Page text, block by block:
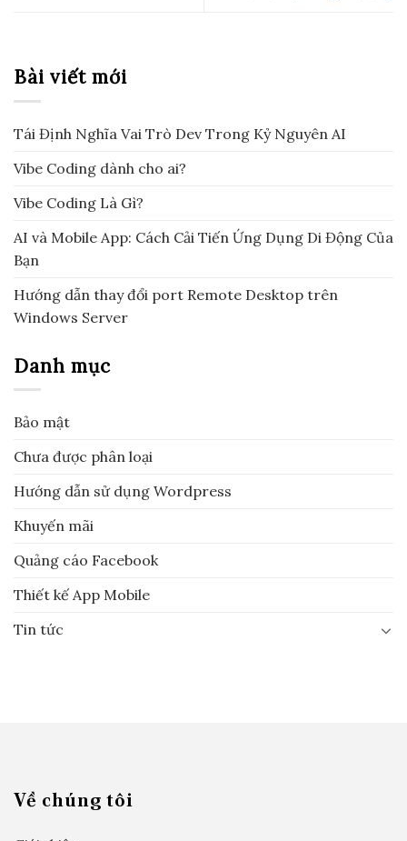
Bài viết mới
Tái Định Nghĩa Vai Trò Dev Trong Kỷ Nguyên AI
Vibe Coding dành cho ai?
Vibe Coding Là Gì?
AI và Mobile App: Cách Cải Tiến Ứng Dụng Di Động Của
Bạn
Hướng dẫn thay đổi port Remote Desktop trên
Windows Server
Danh mục
Bảo mật
Chưa được phân loại
Hướng dẫn sử dụng Wordpress
Khuyến mãi
Quảng cáo Facebook
Thiết kế App Mobile
Tin tức
Về chúng tôi